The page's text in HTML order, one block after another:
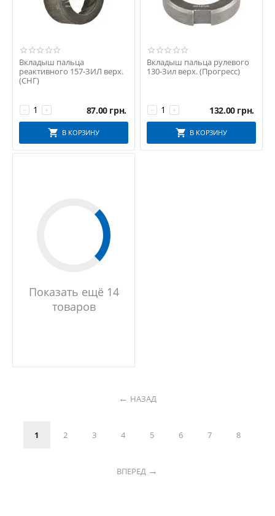
Вкладыш пальца
реактивного 157-ЗИЛ верх.
(СНГ)
+
− 87.00 грн.
В КОРЗИНУ
Вкладыш пальца рулевого
130-Зил верх. (Прогресс)
+
− 132.00 грн.
В КОРЗИНУ
Показать ещё 14
товаров
НАЗАД
1 2 3 4 5 6 7 8
ВПЕРЕД